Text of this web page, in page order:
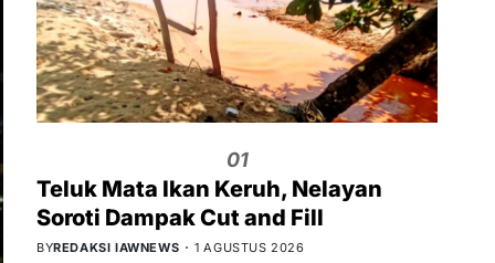
01
Teluk Mata Ikan Keruh, Nelayan
Soroti Dampak Cut and Fill
BYREDAKSI IAWNEWS 1 AGUSTUS 2026